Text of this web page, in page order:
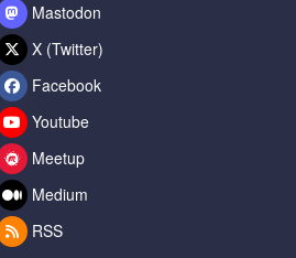
Mastodon
X (Twitter)
Facebook
Youtube
Meetup
Medium
RSS